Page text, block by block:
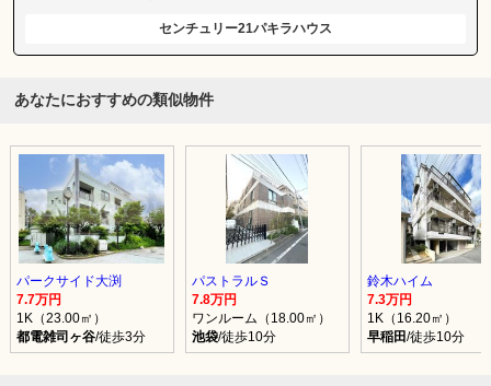
センチュリー21パキラハウス
あなたにおすすめの類似物件
パークサイド大渕
7.7万円
1K（23.00㎡）
都電雑司ヶ谷/徒歩3分
パストラルＳ
7.8万円
ワンルーム（18.00㎡）
池袋/徒歩10分
鈴木ハイム
7.3万円
1K（16.20㎡）
早稲田/徒歩10分